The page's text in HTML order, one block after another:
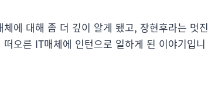
에 대해 좀 더 깊이 알게 됐고, 장현후라는 멋진
오른 IT매체에 인턴으로 일하게 된 이야기입니